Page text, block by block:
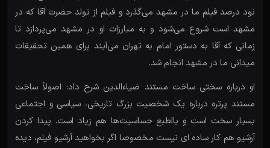
نود درصد فیلم ما در مشهد می‌گذرد و فیلم از تولد حضرت آقا که در
مشهد است شروع می‌شود و به مبارزات او در مشهد می‌پردازد تا
زمانی که آقا به دستور امام به تهران می‌آیند برای همین تحقیقات
میدانی ما در مشهد انجام شد.
او درباره سختی ساخت مستند ضیاءالدین شرح داد: اصولاً ساخت
مستند پرتره درباره یک شخصیت بزرگ تاریخی، سیاسی و اجتماعی
بسیار سخت است و بالطبع حساسیت‌ها هم زیاد است. پیدا کردن
آرشیو هم کار ساده ای نیست مخصوصا اگر بخواهید آرشیو فیلم‌، دیده